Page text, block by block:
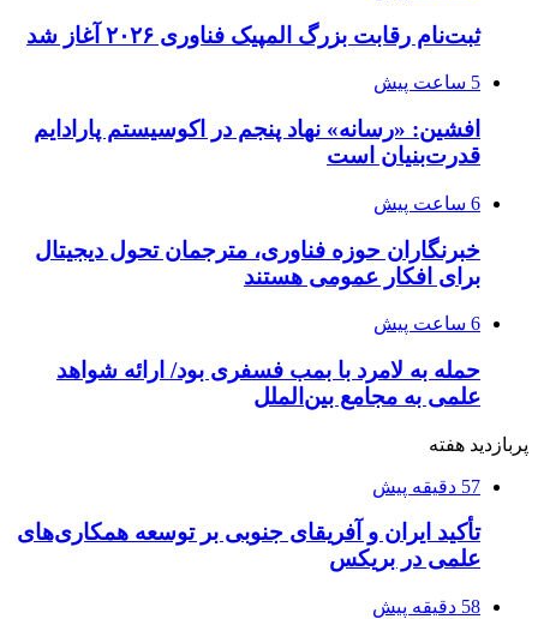
ثبت‌نام رقابت بزرگ المپیک فناوری ۲۰۲۶ آغاز شد
5 ساعت پیش
افشین: «رسانه» نهاد پنجم در اکوسیستم پارادایم
قدرت‌بنیان است
6 ساعت پیش
خبرنگاران حوزه فناوری، مترجمان تحول دیجیتال
برای افکار عمومی هستند
6 ساعت پیش
حمله به لامرد با بمب فسفری بود/ ارائه شواهد
علمی به مجامع بین‌الملل
پربازدید هفته
57 دقیقه پیش
تأکید ایران و آفریقای جنوبی بر توسعه همکاری‌های
علمی در بریکس
58 دقیقه پیش